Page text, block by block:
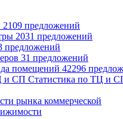
2109 предложений
2031 предложений
предложений
31 предложений
помещений 42296
и СП Статистика по ТЦ и
рынка коммерческой